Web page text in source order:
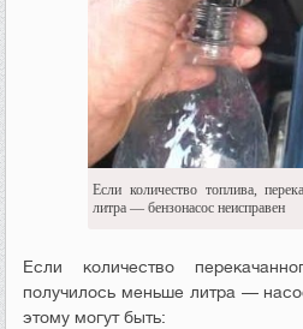
Если количество топлива,
литра — бензонасос неисправен
Если количество
получилось меньше литра —
этому могут быть: